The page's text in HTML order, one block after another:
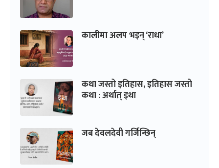
कालीमा अलप भइन् ‘राधा’
कथा जस्तो इतिहास, इतिहास जस्तो
कथा : अर्थात् इथा
जब देवलदेवी गर्जिन्छिन्